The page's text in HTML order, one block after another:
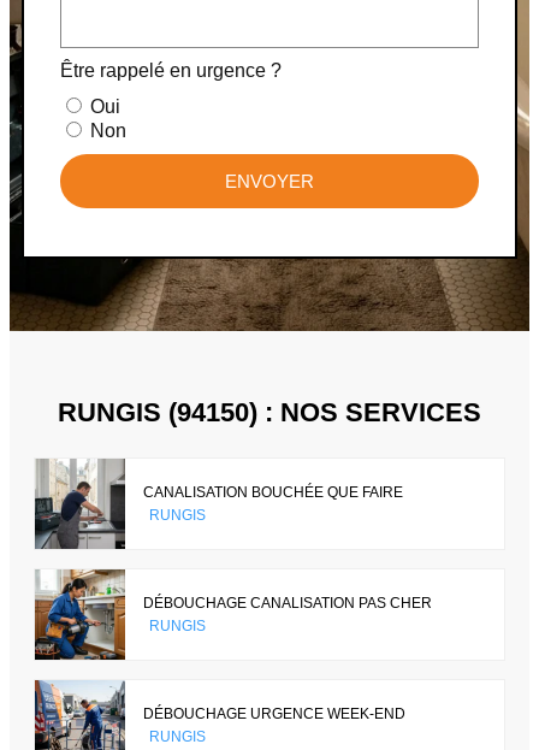
Être rappelé en urgence ?
Oui
Non
ENVOYER
RUNGIS (94150) : NOS SERVICES
CANALISATION BOUCHÉE QUE FAIRE
RUNGIS
DÉBOUCHAGE CANALISATION PAS CHER
RUNGIS
DÉBOUCHAGE URGENCE WEEK-END
RUNGIS